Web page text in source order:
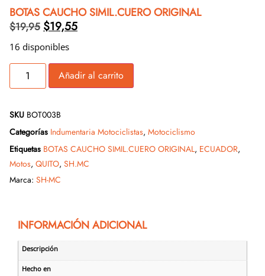
BOTAS CAUCHO SIMIL.CUERO ORIGINAL
$19,95 $19,55
16 disponibles
Añadir al carrito
SKU BOT003B
Categorías Indumentaria Motociclistas, Motociclismo
Etiquetas BOTAS CAUCHO SIMIL.CUERO ORIGINAL, ECUADOR,
Motos, QUITO, SH.MC
Marca: SH-MC
INFORMACIÓN ADICIONAL
Descripción
Hecho en